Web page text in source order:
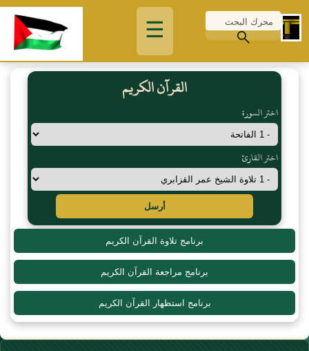
☰
القرآن الكريم
اختر السورة
اختر القارئ
أرسل
برنامج تلاوة القرآن الكريم
برنامج مراجعة القرآن الكريم
برنامج استظهار القرآن الكريم